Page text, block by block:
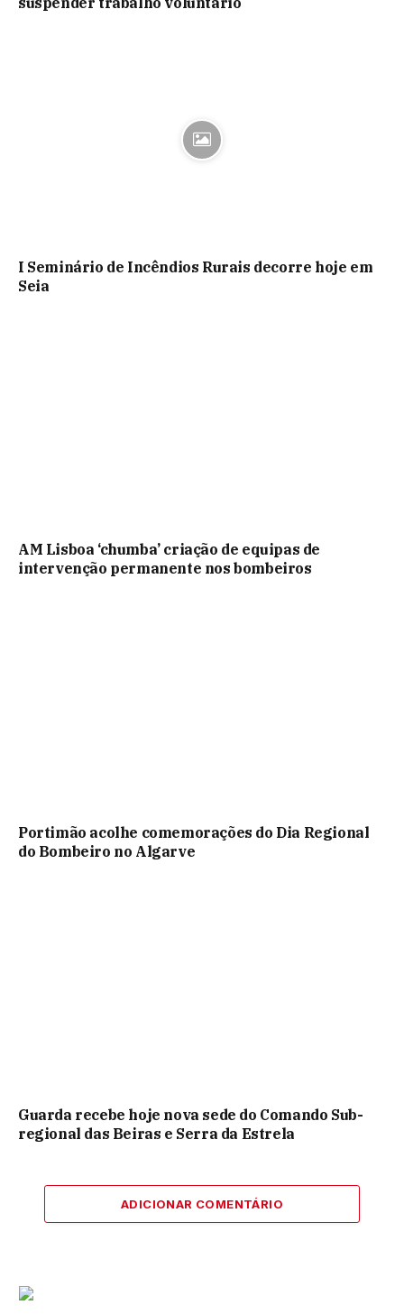
I Seminário de Incêndios Rurais decorre hoje em
Seia
AM Lisboa ‘chumba’ criação de equipas de
intervenção permanente nos bombeiros
Portimão acolhe comemorações do Dia Regional
do Bombeiro no Algarve
Guarda recebe hoje nova sede do Comando Sub-
regional das Beiras e Serra da Estrela
ADICIONAR COMENTÁRIO